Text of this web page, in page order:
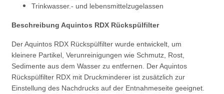
Trinkwasser.- und lebensmittelzugelassen
Beschreibung Aquintos RDX Rückspülfilter
Der Aquintos RDX Rückspülfilter wurde entwickelt, um
kleinere Partikel, Verunreinigungen wie Schmutz, Rost,
Sedimente aus dem Wasser zu entfernen. Der Aquintos
Rückspülfilter RDX mit Druckminderer ist zusätzlich zur
Einstellung des Nachdrucks auf der Entnahmeseite geeignet.